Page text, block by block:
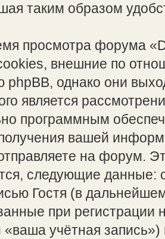
таким образом
просмотра форума
внешние по
phpBB, однако они
является
программным
вашей
на форум.
следующие
Гостя (в
при
учётная